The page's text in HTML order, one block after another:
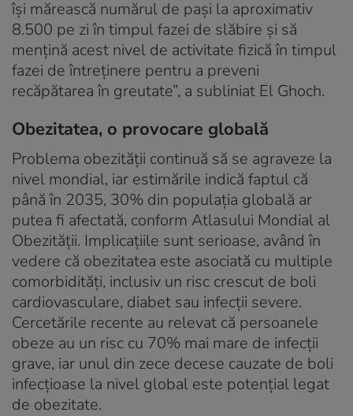
își mărească numărul de pași la aproximativ
8.500 pe zi în timpul fazei de slăbire și să
mențină acest nivel de activitate fizică în timpul
fazei de întreținere pentru a preveni
recăpătarea în greutate”, a subliniat El Ghoch.
Obezitatea, o provocare globală
Problema obezității continuă să se agraveze la
nivel mondial, iar estimările indică faptul că
până în 2035, 30% din populația globală ar
putea fi afectată, conform Atlasului Mondial al
Obezității. Implicațiile sunt serioase, având în
vedere că obezitatea este asociată cu multiple
comorbidități, inclusiv un risc crescut de boli
cardiovasculare, diabet sau infecții severe.
Cercetările recente au relevat că persoanele
obeze au un risc cu 70% mai mare de infecții
grave, iar unul din zece decese cauzate de boli
infecțioase la nivel global este potențial legat
de obezitate.